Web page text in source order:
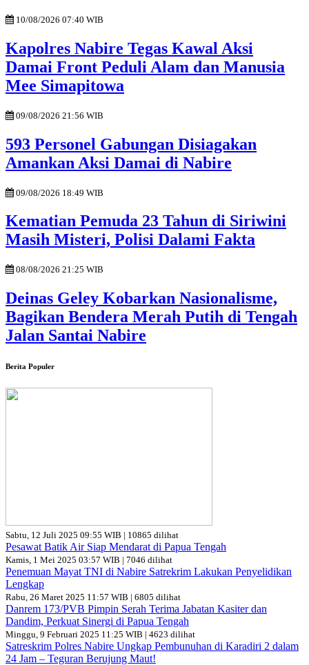
10/08/2026 07:40 WIB
Kapolres Nabire Tegas Kawal Aksi
Damai Front Peduli Alam dan Manusia
Mee Simapitowa
09/08/2026 21:56 WIB
593 Personel Gabungan Disiagakan
Amankan Aksi Damai di Nabire
09/08/2026 18:49 WIB
Kematian Pemuda 23 Tahun di Siriwini
Masih Misteri, Polisi Dalami Fakta
08/08/2026 21:25 WIB
Deinas Geley Kobarkan Nasionalisme,
Bagikan Bendera Merah Putih di Tengah
Jalan Santai Nabire
Berita Populer
Sabtu, 12 Juli 2025 09:55 WIB | 10865 dilihat
Pesawat Batik Air Siap Mendarat di Papua Tengah
Kamis, 1 Mei 2025 03:57 WIB | 7046 dilihat
Penemuan Mayat TNI di Nabire Satrekrim Lakukan Penyelidikan
Lengkap
Rabu, 26 Maret 2025 11:57 WIB | 6805 dilihat
Danrem 173/PVB Pimpin Serah Terima Jabatan Kasiter dan
Dandim, Perkuat Sinergi di Papua Tengah
Minggu, 9 Februari 2025 11:25 WIB | 4623 dilihat
Satreskrim Polres Nabire Ungkap Pembunuhan di Karadiri 2 dalam
24 Jam – Teguran Berujung Maut!